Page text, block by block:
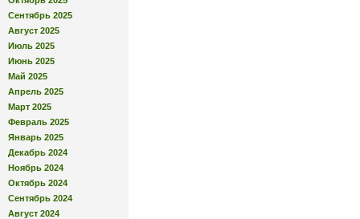
Сентябрь 2025
Август 2025
Июль 2025
Июнь 2025
Май 2025
Апрель 2025
Март 2025
Февраль 2025
Январь 2025
Декабрь 2024
Ноябрь 2024
Октябрь 2024
Сентябрь 2024
Август 2024